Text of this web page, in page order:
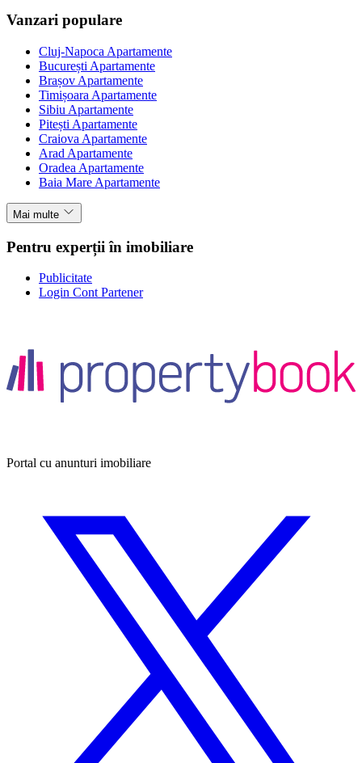
Vanzari populare
Cluj-Napoca Apartamente
București Apartamente
Brașov Apartamente
Timișoara Apartamente
Sibiu Apartamente
Pitești Apartamente
Craiova Apartamente
Arad Apartamente
Oradea Apartamente
Baia Mare Apartamente
Mai multe
Pentru experții în imobiliare
Publicitate
Login Cont Partener
Portal cu anunturi imobiliare